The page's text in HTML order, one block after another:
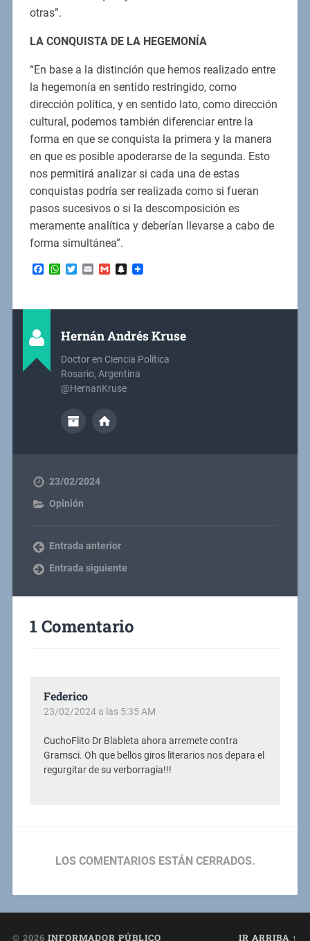
otras”.
LA CONQUISTA DE LA HEGEMONÍA
“En base a la distinción que hemos realizado entre
la hegemonía en sentido restringido, como
dirección política, y en sentido lato, como dirección
cultural, podemos también diferenciar entre la
forma en que se conquista la primera y la manera
en que es posible apoderarse de la segunda. Esto
nos permitirá analizar si cada una de estas
conquistas podría ser realizada como si fueran
pasos sucesivos o si la descomposición es
meramente analítica y deberían llevarse a cabo de
forma simultánea”.
Facebook
WhatsApp
Twitter
EmailGmailSnapchat
Hernán Andrés Kruse
Doctor en Ciencia Política
Rosario, Argentina
@HernanKruse
23/02/2024
Opinión
Entrada anterior
Entrada siguiente
1 Comentario
Federico
23/02/2024 a las 5:35 AM
CuchoFlito Dr Blableta ahora arremete contra
Gramsci. Oh que bellos giros literarios nos depara el
regurgitar de su verborragia!!!
LOS COMENTARIOS ESTÁN CERRADOS.
© 2026 INFORMADOR PÚBLICO IR ARRIBA ↑